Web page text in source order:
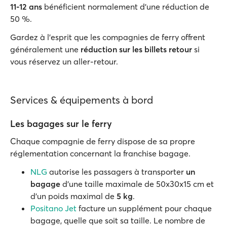
11-12 ans bénéficient normalement d'une réduction de
50 %.
Gardez à l'esprit que les compagnies de ferry offrent
généralement une réduction sur les billets retour si
vous réservez un aller-retour.
Services & équipements à bord
Les bagages sur le ferry
Chaque compagnie de ferry dispose de sa propre
réglementation concernant la franchise bagage.
NLG autorise les passagers à transporter un
bagage d'une taille maximale de 50x30x15 cm et
d'un poids maximal de 5 kg.
Positano Jet facture un supplément pour chaque
bagage, quelle que soit sa taille. Le nombre de